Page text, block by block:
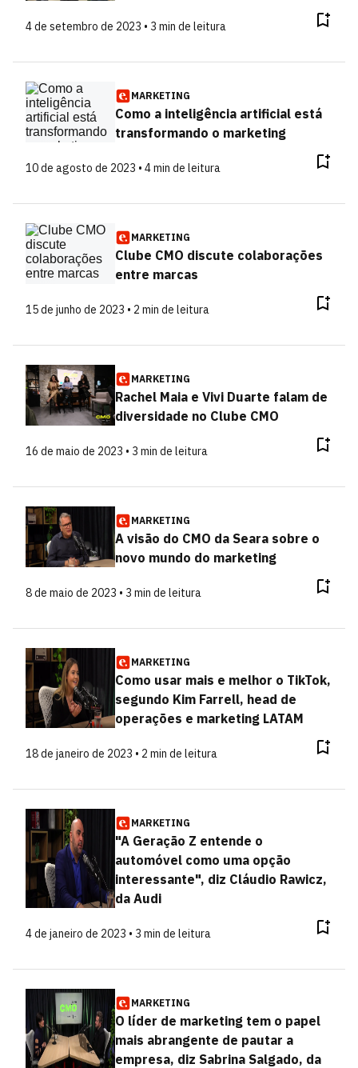
4 de setembro de 2023 • 3 min de leitura
MARKETING
Como a inteligência artificial está
transformando o marketing
10 de agosto de 2023 • 4 min de leitura
MARKETING
Clube CMO discute colaborações
entre marcas
15 de junho de 2023 • 2 min de leitura
MARKETING
Rachel Maia e Vivi Duarte falam de
diversidade no Clube CMO
16 de maio de 2023 • 3 min de leitura
MARKETING
A visão do CMO da Seara sobre o
novo mundo do marketing
8 de maio de 2023 • 3 min de leitura
MARKETING
Como usar mais e melhor o TikTok,
segundo Kim Farrell, head de
operações e marketing LATAM
18 de janeiro de 2023 • 2 min de leitura
MARKETING
"A Geração Z entende o
automóvel como uma opção
interessante", diz Cláudio Rawicz,
da Audi
4 de janeiro de 2023 • 3 min de leitura
MARKETING
O líder de marketing tem o papel
mais abrangente de pautar a
empresa, diz Sabrina Salgado, da